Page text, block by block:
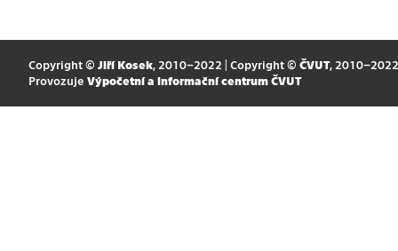
Copyright © Jiří Kosek, 2010–2022 | Copyright © ČVUT, 2010–2022
Provozuje Výpočetní a informační centrum ČVUT